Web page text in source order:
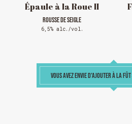
Épaule à la Roue II
ROUSSE DE SEIGLE
6,5% alc./vol.
VOUS AVEZ ENVIE D'AJOUTER À LA